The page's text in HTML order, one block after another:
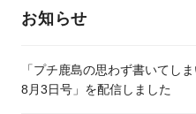
お知らせ
「プチ鹿島の思わず書いて
8月3日号」を配信しました